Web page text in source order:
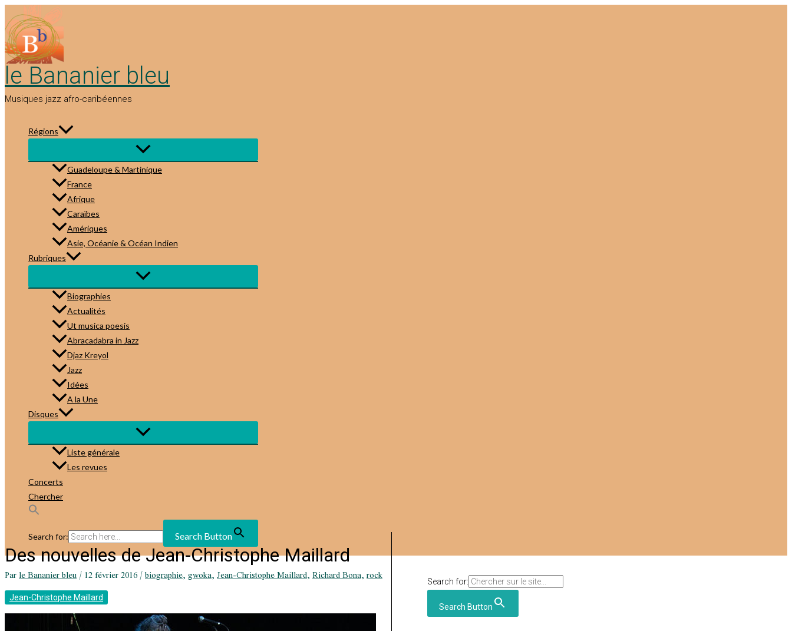
au
contenu
le Bananier bleu
Musiques jazz afro-caribéennes
Régions
Guadeloupe & Martinique
France
Afrique
Caraïbes
Amériques
Asie, Océanie & Océan Indien
Rubriques
Biographies
Actualités
Ut musica poesis
Abracadabra in Jazz
Djaz Kreyol
Jazz
Idées
A la Une
Disques
Liste générale
Les revues
Concerts
Chercher
Search for: Search Button
Des nouvelles de Jean-Christophe Maillard
Parle Bananier bleu/12 février 2016/biographie,gwoka,Jean-Christophe Maillard,Richard Bona,rock
Jean-Christophe Maillard
Search for:
Search Button